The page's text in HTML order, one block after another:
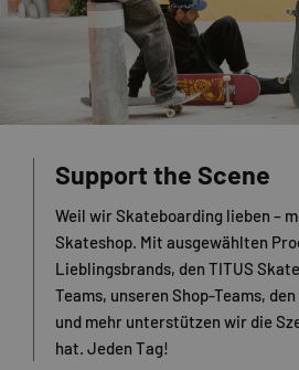
Support the Scene
Weil wir Skateboarding lieben –
Skateshop. Mit ausgewählten
Lieblingsbrands, den TITUS
Teams, unseren Shop-Teams,
und mehr unterstützen wir die
hat. Jeden Tag!